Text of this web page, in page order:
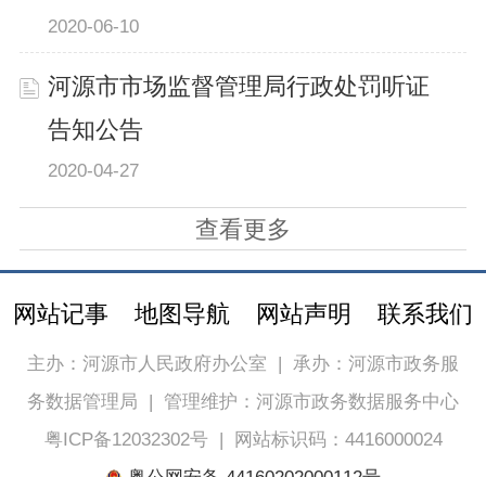
2020-06-10
河源市市场监督管理局行政处罚听证
告知公告
2020-04-27
查看更多
网站记事 地图导航 网站声明 联系我们
主办：河源市人民政府办公室 | 承办：河源市政务服
务数据管理局 | 管理维护：河源市政务数据服务中心
粤ICP备12032302号|
网站标识码：4416000024